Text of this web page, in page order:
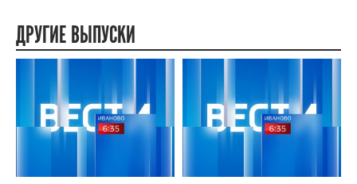
ДРУГИЕ ВЫПУСКИ